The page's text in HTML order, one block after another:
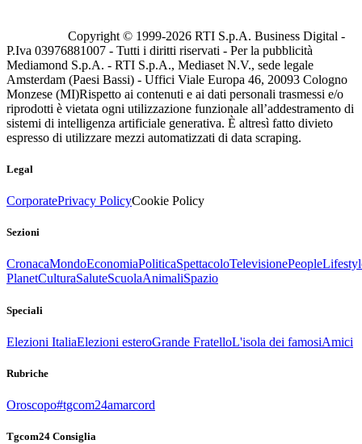
Copyright © 1999-2026 RTI S.p.A. Business Digital -
P.Iva 03976881007 - Tutti i diritti riservati - Per la pubblicità
Mediamond S.p.A. - RTI S.p.A., Mediaset N.V., sede legale
Amsterdam (Paesi Bassi) - Uffici Viale Europa 46, 20093 Cologno
Monzese (MI)Rispetto ai contenuti e ai dati personali trasmessi e/o
riprodotti è vietata ogni utilizzazione funzionale all’addestramento di
sistemi di intelligenza artificiale generativa. È altresì fatto divieto
espresso di utilizzare mezzi automatizzati di data scraping.
Legal
CorporatePrivacy PolicyCookie Policy
Sezioni
CronacaMondoEconomiaPoliticaSpettacoloTelevisionePeople
PlanetCulturaSaluteScuolaAnimaliSpazio
Speciali
Elezioni ItaliaElezioni esteroGrande FratelloL'isola dei famosiAmici
Rubriche
Oroscopo#tgcom24amarcord
Tgcom24 Consiglia